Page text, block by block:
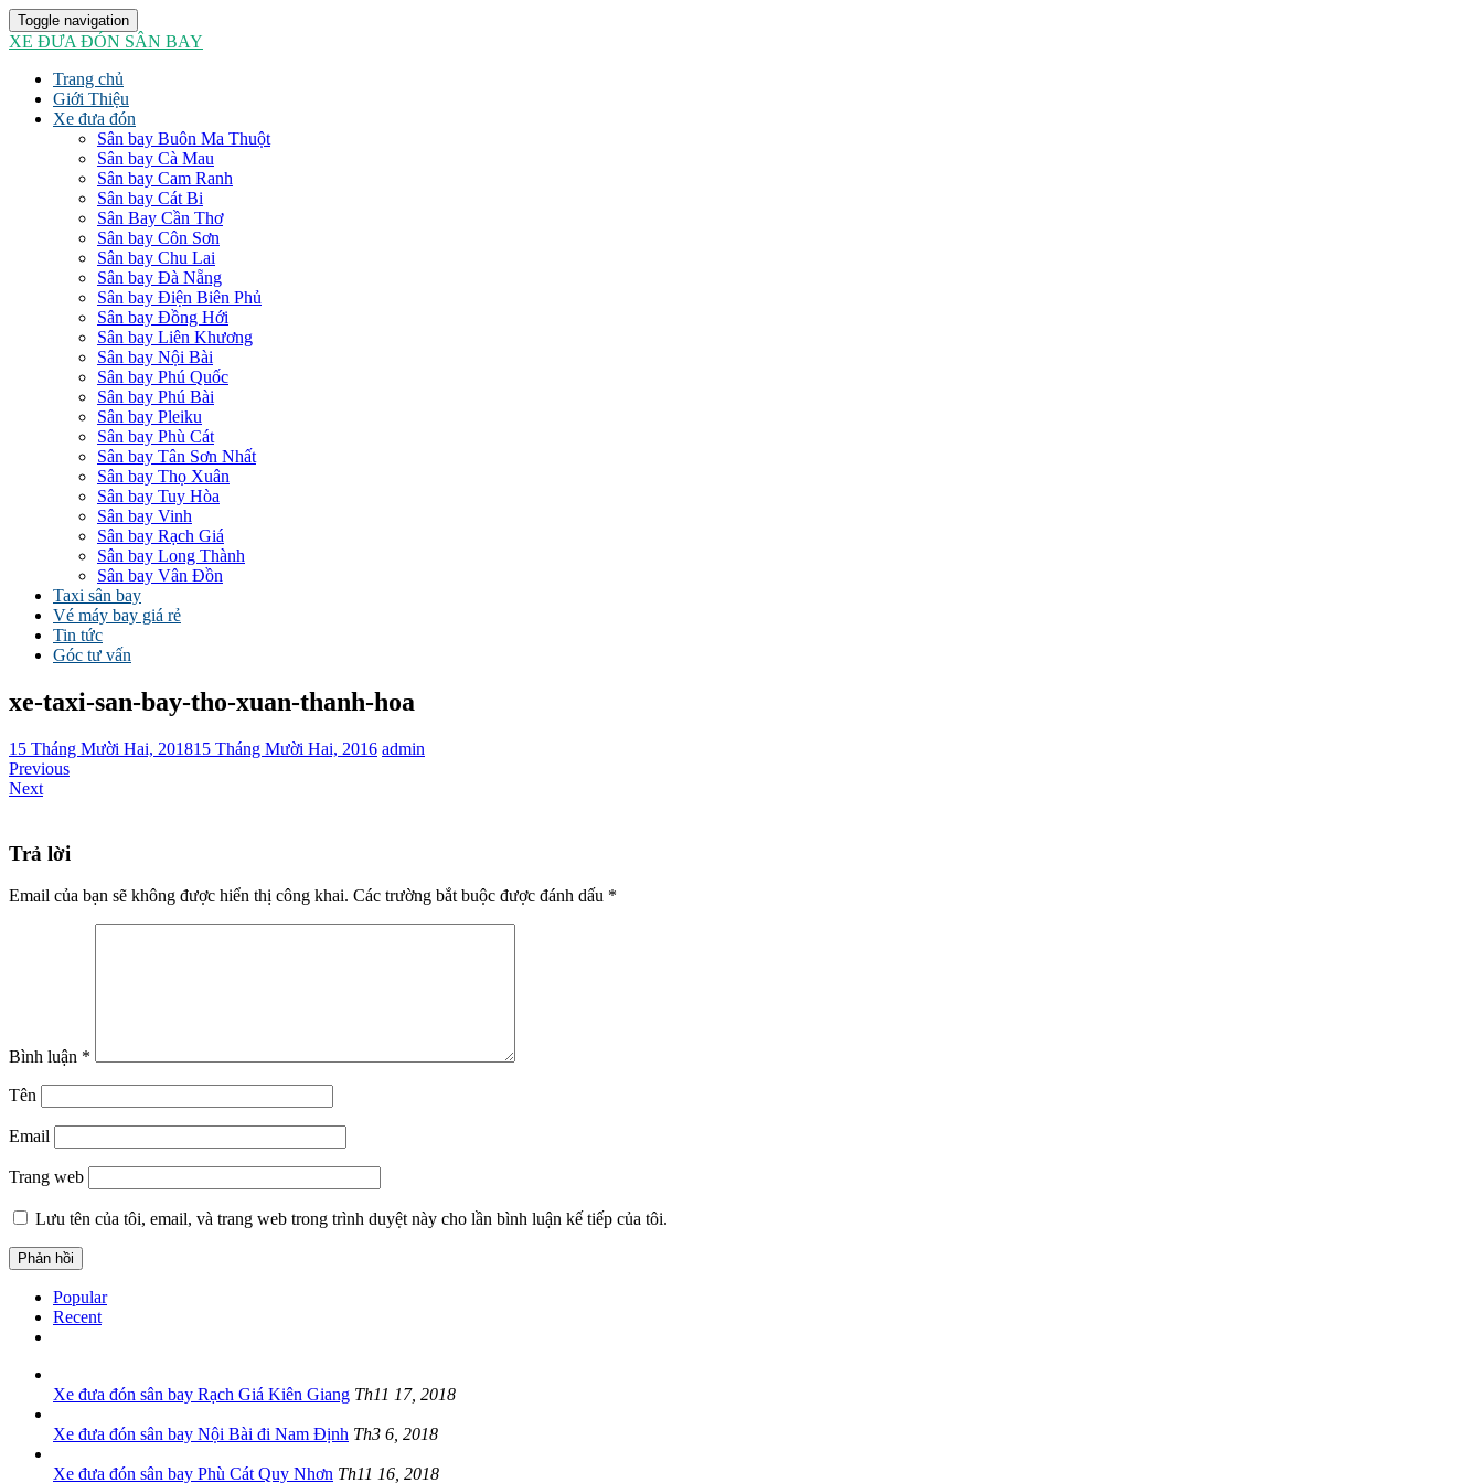
Toggle navigation
XE ĐƯA ĐÓN SÂN BAY
Trang chủ
Giới Thiệu
Xe đưa đón
Sân bay Buôn Ma Thuột
Sân bay Cà Mau
Sân bay Cam Ranh
Sân bay Cát Bi
Sân Bay Cần Thơ
Sân bay Côn Sơn
Sân bay Chu Lai
Sân bay Đà Nẵng
Sân bay Điện Biên Phủ
Sân bay Đồng Hới
Sân bay Liên Khương
Sân bay Nội Bài
Sân bay Phú Quốc
Sân bay Phú Bài
Sân bay Pleiku
Sân bay Phù Cát
Sân bay Tân Sơn Nhất
Sân bay Thọ Xuân
Sân bay Tuy Hòa
Sân bay Vinh
Sân bay Rạch Giá
Sân bay Long Thành
Sân bay Vân Đồn
Taxi sân bay
Vé máy bay giá rẻ
Tin tức
Góc tư vấn
xe-taxi-san-bay-tho-xuan-thanh-hoa
15 Tháng Mười Hai, 201815 Tháng Mười Hai, 2016 admin
Previous
Next
Trả lời
Email của bạn sẽ không được hiển thị công khai. Các trường bắt buộc được đánh dấu *
Bình luận *
Tên
Email
Trang web
Lưu tên của tôi, email, và trang web trong trình duyệt này cho lần bình luận kế tiếp của tôi.
Popular
Recent
Xe đưa đón sân bay Rạch Giá Kiên Giang Th11 17, 2018
Xe đưa đón sân bay Nội Bài đi Nam Định Th3 6, 2018
Xe đưa đón sân bay Phù Cát Quy Nhơn Th11 16, 2018